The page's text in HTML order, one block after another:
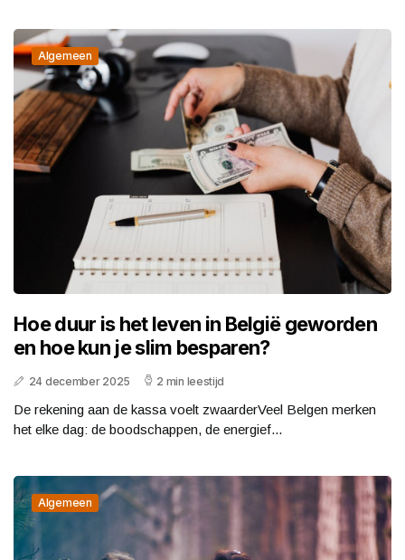
Algemeen
Hoe duur is het leven in België geworden
en hoe kun je slim besparen?
24 december 2025 2 min leestijd
De rekening aan de kassa voelt zwaarderVeel Belgen merken
het elke dag: de boodschappen, de energief...
Algemeen